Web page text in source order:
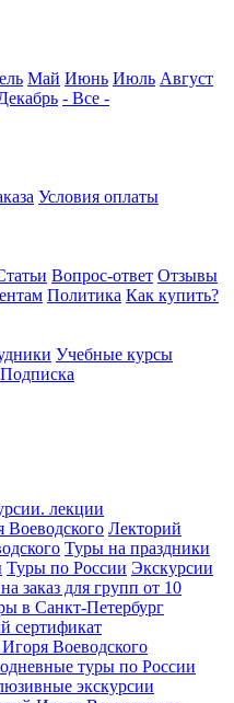
Май Июнь Июль Август
- Все -
Условия оплаты
Вопрос-ответ Отзывы
Политика Как купить?
Учебные курсы
Подписка
лекции
Лекторий
Туры на праздники
Туры по России Экскурсии
заказ для групп от 10
в Санкт-Петербург
сертификат
Воеводского
туры по России
экскурсии